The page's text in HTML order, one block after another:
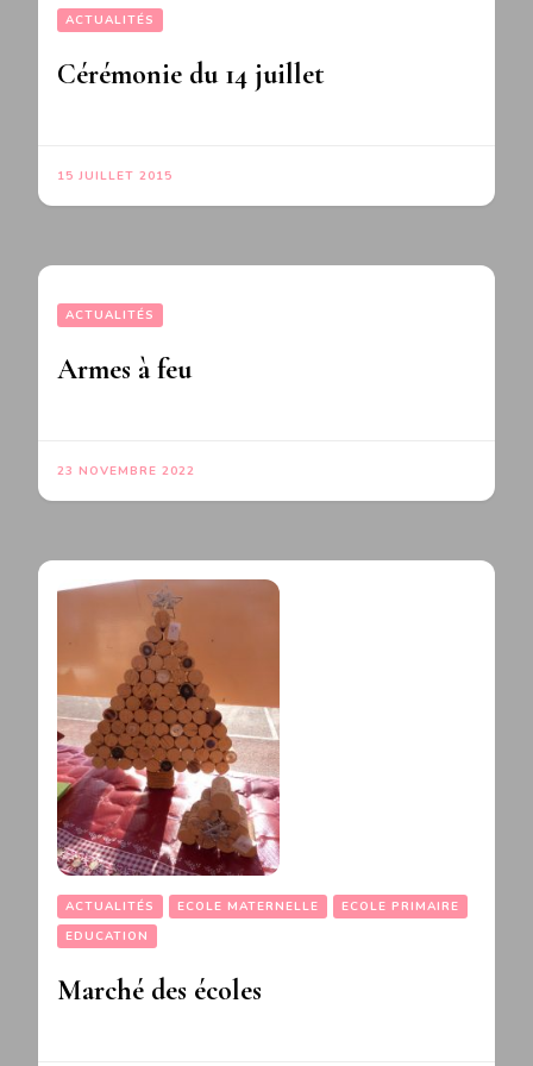
ACTUALITÉS
Cérémonie du 14 juillet
15 JUILLET 2015
ACTUALITÉS
Armes à feu
23 NOVEMBRE 2022
ACTUALITÉS ECOLE MATERNELLE
ECOLE PRIMAIRE
EDUCATION
Marché des écoles